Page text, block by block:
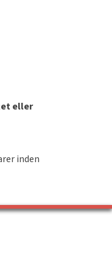
eller
inden